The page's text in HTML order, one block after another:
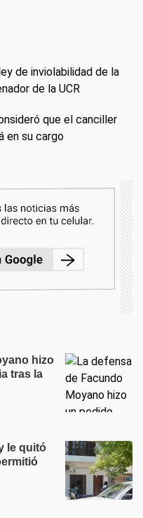
de inviolabilidad de la
de la UCR
que el canciller
en su cargo
hizo
tras la
le quitó